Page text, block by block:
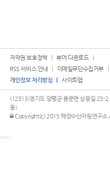
저작권 보호정책
뷰어 다운로드
RSS 서비스 안내
이메일무단수집거부
개인정보 처리방침
사이트맵
(12513)경기도 양평군 용문면 상광길 23-
동)
관리자 로그인
Copyright(c) 2015 해양수산자원연구소
WAS1